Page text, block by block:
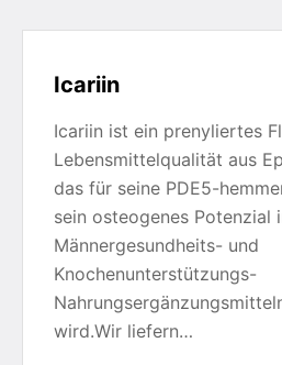
Icariin
Icariin ist ein prenyliertes
Lebensmittelqualität aus
das für seine PDE5-
sein osteogenes Potenzial
Männergesundheits- und
Knochenunterstützungs-
wird.Wir liefern…